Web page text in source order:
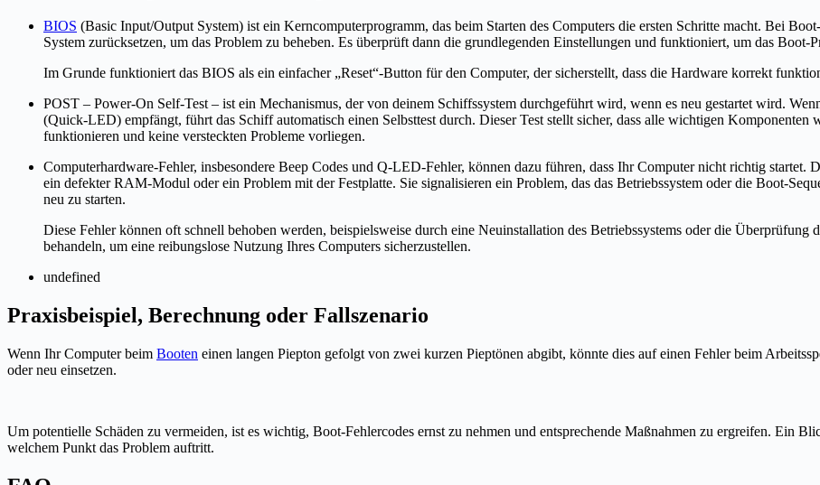
BIOS (Basic Input/Output System) ist ein Kerncomputerprogramm, das beim Starten des Computers die ersten Schritte macht. Bei
System zurücksetzen, um das Problem zu beheben. Es überprüft dann die grundlegenden Einstellungen und funktioniert, um das Boot-
Im Grunde funktioniert das BIOS als ein einfacher „Reset“-Button für den Computer, der sicherstellt, dass die Hardware korrekt
POST – Power-On Self-Test – ist ein Mechanismus, der von deinem Schiffssystem durchgeführt wird, wenn es neu gestartet wird.
(Quick-LED) empfängt, führt das Schiff automatisch einen Selbsttest durch. Dieser Test stellt sicher, dass alle wichtigen Komponenten
funktionieren und keine versteckten Probleme vorliegen.
Computerhardware-Fehler, insbesondere Beep Codes und Q-LED-Fehler, können dazu führen, dass Ihr Computer nicht richtig
ein defekter RAM-Modul oder ein Problem mit der Festplatte. Sie signalisieren ein Problem, das das Betriebssystem oder die Boot-
neu zu starten.
Diese Fehler können oft schnell behoben werden, beispielsweise durch eine Neuinstallation des Betriebssystems oder die
behandeln, um eine reibungslose Nutzung Ihres Computers sicherzustellen.
undefined
Praxisbeispiel, Berechnung oder Fallszenario
Wenn Ihr Computer beim Booten einen langen Piepton gefolgt von zwei kurzen Pieptönen abgibt, könnte dies auf einen Fehler beim
oder neu einsetzen.
Um potentielle Schäden zu vermeiden, ist es wichtig, Boot-Fehlercodes ernst zu nehmen und entsprechende Maßnahmen zu ergreifen. Ein
welchem Punkt das Problem auftritt.